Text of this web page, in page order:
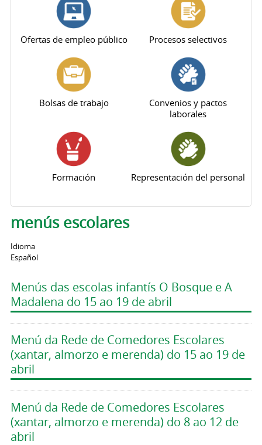
Ofertas de empleo público Procesos selectivos
Bolsas de trabajo
Convenios y pactos
laborales
Formación Representación del personal
menús escolares
Idioma
Español
Menús das escolas infantís O Bosque e A
Madalena do 15 ao 19 de abril
Menú da Rede de Comedores Escolares
(xantar, almorzo e merenda) do 15 ao 19 de
abril
Menú da Rede de Comedores Escolares
(xantar, almorzo e merenda) do 8 ao 12 de
abril